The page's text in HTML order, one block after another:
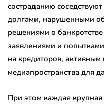
состраданию
долгами, нарушенными
решениями о
заявлениями и
на кредиторов, активным
медиапространства для
При этом каждая